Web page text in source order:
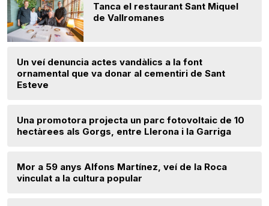
Tanca el restaurant Sant Miquel
de Vallromanes
Un veí denuncia actes vandàlics a la font
ornamental que va donar al cementiri de Sant
Esteve
Una promotora projecta un parc fotovoltaic de 10
hectàrees als Gorgs, entre Llerona i la Garriga
Mor a 59 anys Alfons Martínez, veí de la Roca
vinculat a la cultura popular